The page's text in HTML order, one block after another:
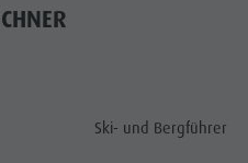
aria.poi_category_prefix
Ski- und Bergführer